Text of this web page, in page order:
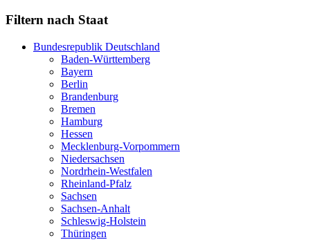
Filtern nach Staat
Bundesrepublik Deutschland
Baden-Württemberg
Bayern
Berlin
Brandenburg
Bremen
Hamburg
Hessen
Mecklenburg-Vorpommern
Niedersachsen
Nordrhein-Westfalen
Rheinland-Pfalz
Sachsen
Sachsen-Anhalt
Schleswig-Holstein
Thüringen